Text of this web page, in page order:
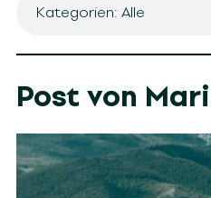
Kategorien: Alle
Post von